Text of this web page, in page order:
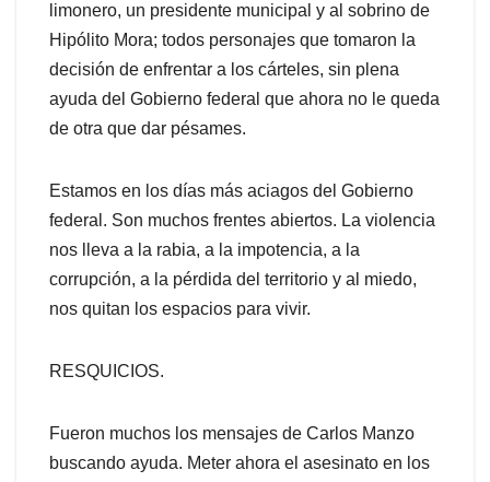
limonero, un presidente municipal y al sobrino de
Hipólito Mora; todos personajes que tomaron la
decisión de enfrentar a los cárteles, sin plena
ayuda del Gobierno federal que ahora no le queda
de otra que dar pésames.
Estamos en los días más aciagos del Gobierno
federal. Son muchos frentes abiertos. La violencia
nos lleva a la rabia, a la impotencia, a la
corrupción, a la pérdida del territorio y al miedo,
nos quitan los espacios para vivir.
RESQUICIOS.
Fueron muchos los mensajes de Carlos Manzo
buscando ayuda. Meter ahora el asesinato en los